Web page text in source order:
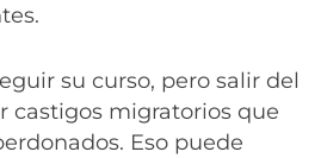
su curso, pero salir del
castigos migratorios que
Eso puede